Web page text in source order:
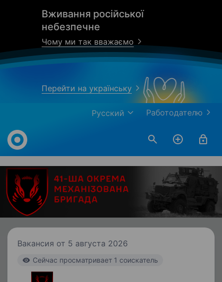
Вживання російської
небезпечне
Чому ми так вважаємо
Перейти на українську
Работодателю
Русский
Work.ua
Вакансия от 5 августа 2026
Cейчас просматривает 1 соискатель